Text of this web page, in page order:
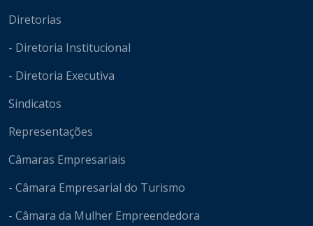
Diretorias
- Diretoria Institucional
- Diretoria Executiva
Sindicatos
Representações
Câmaras Empresariais
- Câmara Empresarial do Turismo
- Câmara da Mulher Empreendedora